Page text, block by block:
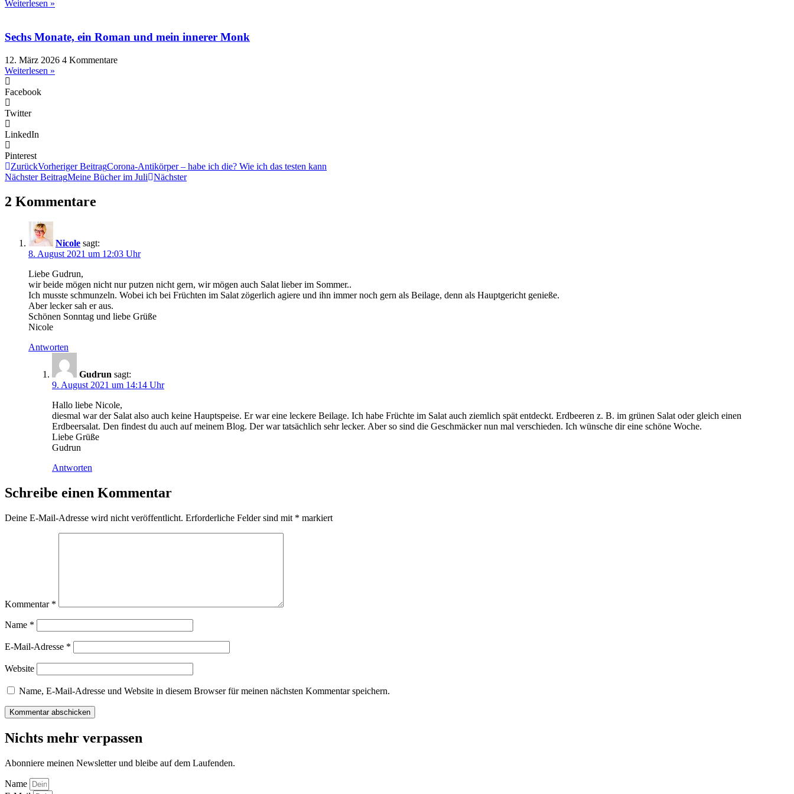
Weiterlesen »
Sechs Monate, ein Roman und mein innerer Monk
12. März 2026 4 Kommentare
Weiterlesen »
Facebook
Twitter
LinkedIn
Pinterest
ZurückVorheriger BeitragCorona-Antikörper – habe ich die? Wie ich das testen kann
Nächster BeitragMeine Bücher im Juli Nächster
2 Kommentare
Nicole sagt:
8. August 2021 um 12:03 Uhr
Liebe Gudrun,
wir beide mögen nicht nur putzen nicht gern, wir mögen auch Salat lieber im Sommer..
Ich musste schmunzeln. Wobei ich bei Früchten im Salat zögerlich agiere und ihn immer noch gern als Beilage, denn als Hauptgericht genieße.
Aber lecker sah er aus.
Schönen Sonntag und liebe Grüße
Nicole
Antworten
Gudrun sagt:
9. August 2021 um 14:14 Uhr
Hallo liebe Nicole,
diesmal war der Salat also auch keine Hauptspeise. Er war eine leckere Beilage. Ich habe Früchte im Salat auch ziemlich spät entdeckt. Erdbeeren z. B. im grünen Salat oder gleich einen
Erdbeersalat. Den findest du auch auf meinem Blog. Der war tatsächlich sehr lecker. Aber so sind die Geschmäcker nun mal verschieden. Ich wünsche dir eine schöne Woche.
Liebe Grüße
Gudrun
Antworten
Schreibe einen Kommentar
Deine E-Mail-Adresse wird nicht veröffentlicht. Erforderliche Felder sind mit * markiert
Kommentar *
Name *
E-Mail-Adresse *
Website
Name, E-Mail-Adresse und Website in diesem Browser für meinen nächsten Kommentar speichern.
Nichts mehr verpassen
Abonniere meinen Newsletter und bleibe auf dem Laufenden.
Name